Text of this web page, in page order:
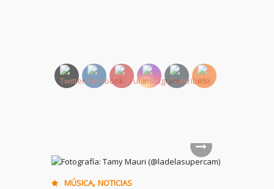
MÚSICA, NOTICIAS